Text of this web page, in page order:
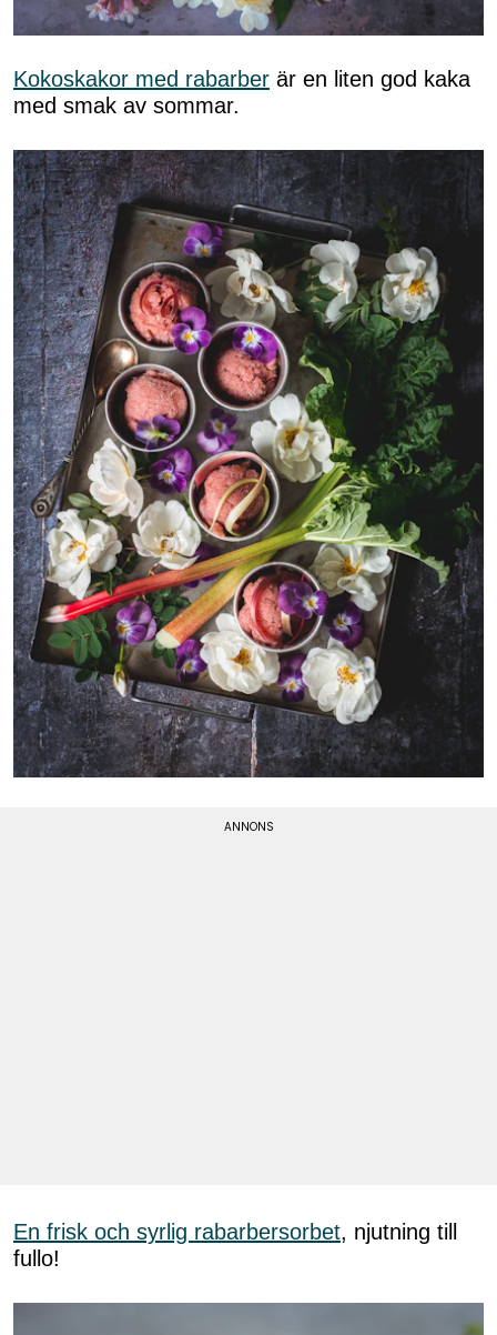
Kokoskakor med rabarber är en liten god kaka
med smak av sommar.
En frisk och syrlig rabarbersorbet, njutning till
fullo!